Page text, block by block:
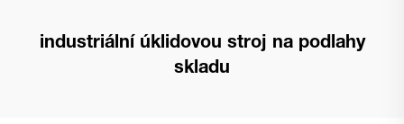
industriální úklidovou stroj na podlahy
skladu